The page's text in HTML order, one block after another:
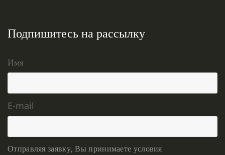
Подпишитесь на рассылку
Имя
E-mail
Отправляя заявку, Вы принимаете условия